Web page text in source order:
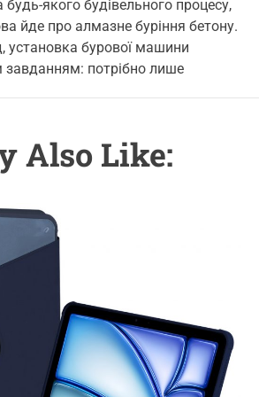
o
m
e
t
якого будівельного процесу,
йде про алмазне буріння бетону.
установка бурової машини
завданням: потрібно лише
Also Like: